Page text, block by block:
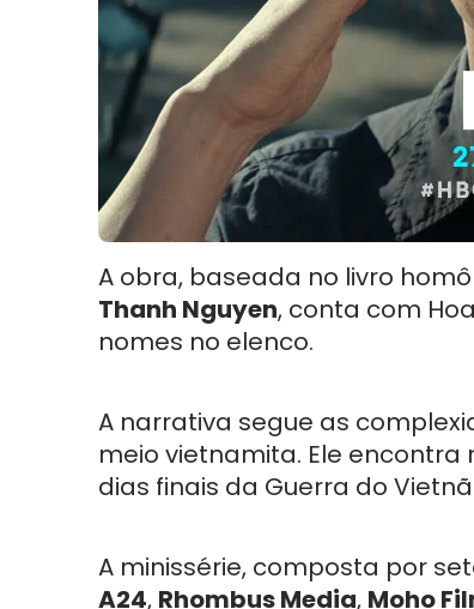
A obra, baseada no livro
Thanh Nguyen, conta com
nomes no elenco.
A narrativa segue as
meio vietnamita. Ele encontra
dias finais da Guerra do
A minissérie, composta por
A24, Rhombus Media, Moho